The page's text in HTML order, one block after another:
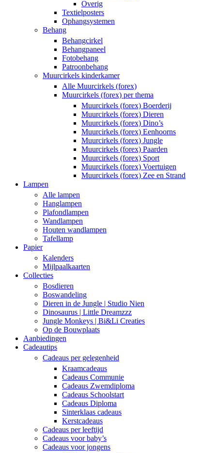
Overig
Textielposters
Ophangsystemen
Behang
Behangcirkel
Behangpaneel
Fotobehang
Patroonbehang
Muurcirkels kinderkamer
Alle Muurcirkels (forex)
Muurcirkels (forex) per thema
Muurcirkels (forex) Boerderij
Muurcirkels (forex) Dieren
Muurcirkels (forex) Dino’s
Muurcirkels (forex) Eenhoorns
Muurcirkels (forex) Jungle
Muurcirkels (forex) Paarden
Muurcirkels (forex) Sport
Muurcirkels (forex) Voertuigen
Muurcirkels (forex) Zee en Strand
Lampen
Alle lampen
Hanglampen
Plafondlampen
Wandlampen
Houten wandlampen
Tafellamp
Papier
Kalenders
Mijlpaalkaarten
Collecties
Bosdieren
Boswandeling
Dieren in de Jungle | Studio Nien
Dinosaurus | Little Dreamzzz
Jungle Monkeys | Bi&Li Creaties
Op de Bouwplaats
Aanbiedingen
Cadeautips
Cadeaus per gelegenheid
Kraamcadeaus
Cadeaus Communie
Cadeaus Zwemdiploma
Cadeaus Schoolstart
Cadeaus Diploma
Sinterklaas cadeaus
Kerstcadeaus
Cadeaus per leeftijd
Cadeaus voor baby’s
Cadeaus voor jongens